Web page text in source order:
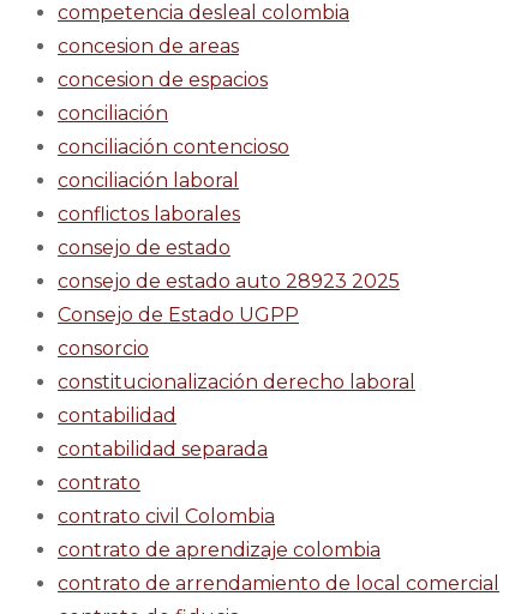
competencia desleal colombia
concesion de areas
concesion de espacios
conciliación
conciliación contencioso
conciliación laboral
conflictos laborales
consejo de estado
consejo de estado auto 28923 2025
Consejo de Estado UGPP
consorcio
constitucionalización derecho laboral
contabilidad
contabilidad separada
contrato
contrato civil Colombia
contrato de aprendizaje colombia
contrato de arrendamiento de local comercial